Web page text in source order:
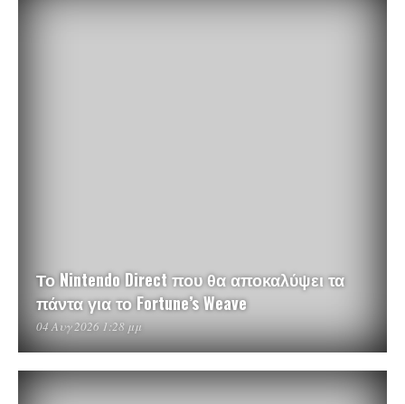
Το Nintendo Direct που θα αποκαλύψει τα
πάντα για το Fortune’s Weave
04 Αυγ 2026 1:28 μμ